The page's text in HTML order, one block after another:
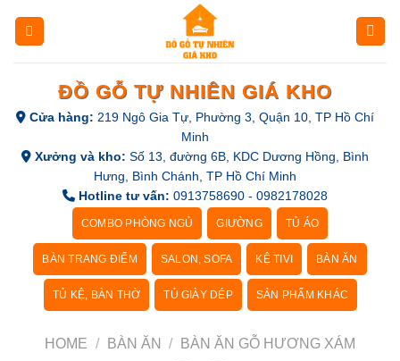
ĐỒ GỖ TỰ NHIÊN GIÁ KHO
Cửa hàng: 219 Ngô Gia Tự, Phường 3, Quận 10, TP Hồ Chí
Minh
Xưởng và kho: Số 13, đường 6B, KDC Dương Hồng, Bình
Hưng, Bình Chánh, TP Hồ Chí Minh
Hotline tư vấn: 0913758690 - 0982178028
COMBO PHÒNG NGỦ GIƯỜNG TỦ ÁO
BÀN TRANG ĐIỂM SALON, SOFA KỆ TIVI BÀN ĂN
TỦ KỆ, BÀN THỜ TỦ GIÀY DÉP SẢN PHẨM KHÁC
HOME / BÀN ĂN / BÀN ĂN GỖ HƯƠNG XÁM